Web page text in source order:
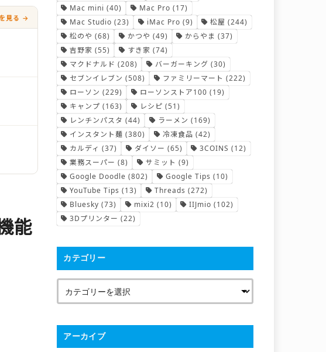
見る →
能
Mac mini (40) Mac Pro (17)
Mac Studio (23) iMac Pro (9) 松屋 (244)
松のや (68) かつや (49) からやま (37)
吉野家 (55) すき家 (74)
マクドナルド (208) バーガーキング (30)
セブンイレブン (508) ファミリーマート (222)
ローソン (229) ローソンストア100 (19)
キャンプ (163) レシピ (51)
レンチンパスタ (44) ラーメン (169)
インスタント麺 (380) 冷凍食品 (42)
カルディ (37) ダイソー (65) 3COINS (12)
業務スーパー (8) サミット (9)
Google Doodle (802) Google Tips (10)
YouTube Tips (13) Threads (272)
Bluesky (73) mixi2 (10) IIJmio (102)
3Dプリンター (22)
カテゴリー
アーカイブ